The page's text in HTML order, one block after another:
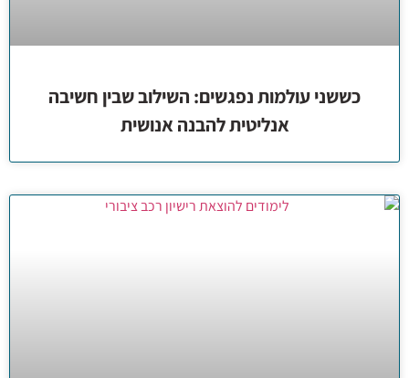
כששני עולמות נפגשים: השילוב שבין חשיבה
אנליטית להבנה אנושית